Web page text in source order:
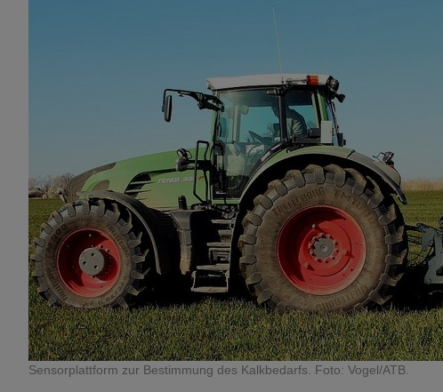
Sensorplattform zur Bestimmung des Kalkbedarfs. Foto: Vogel/ATB.